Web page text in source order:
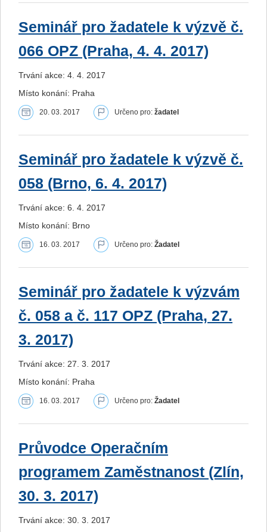
Seminář pro žadatele k výzvě č.
066 OPZ (Praha, 4. 4. 2017)
Trvání akce: 4. 4. 2017
Místo konání: Praha
20. 03. 2017 Určeno pro: žadatel
Seminář pro žadatele k výzvě č.
058 (Brno, 6. 4. 2017)
Trvání akce: 6. 4. 2017
Místo konání: Brno
16. 03. 2017 Určeno pro: Žadatel
Seminář pro žadatele k výzvám
č. 058 a č. 117 OPZ (Praha, 27.
3. 2017)
Trvání akce: 27. 3. 2017
Místo konání: Praha
16. 03. 2017 Určeno pro: Žadatel
Průvodce Operačním
programem Zaměstnanost (Zlín,
30. 3. 2017)
Trvání akce: 30. 3. 2017